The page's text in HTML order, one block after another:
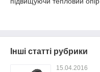
Інші статті рубрики
15.04.2016